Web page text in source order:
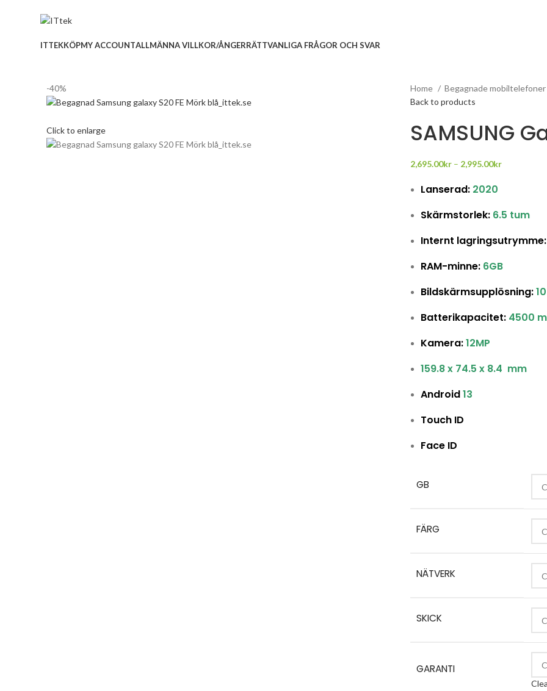
ITTEKKÖPMY ACCOUNTALLMÄNNA VILLKOR/ÅNGERRÄTTVANLIGA FRÅGOR OCH SVAR
-40%
Click to enlarge
Home
Begagnade mobiltelefoner
Back to products
SAMSUNG
2,695.00kr – 2,995.00kr
Lanserad: 2020
Skärmstorlek: 6.5 tum
Internt lagringsutrymme:
RAM-minne: 6GB
Bildskärmsupplösning:
Batterikapacitet: 4500
Kamera:12MP
159.8 x 74.5 x 8.4 mm
Android13
Touch ID
Face ID
GB
FÄRG
NÄTVERK
SKICK
GARANTI